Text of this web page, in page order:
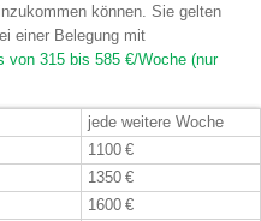
können. Sie gelten
einer Belegung mit
von 315 bis 585 €/Woche (nur
jede weitere Woche
1100 €
1350 €
1600 €